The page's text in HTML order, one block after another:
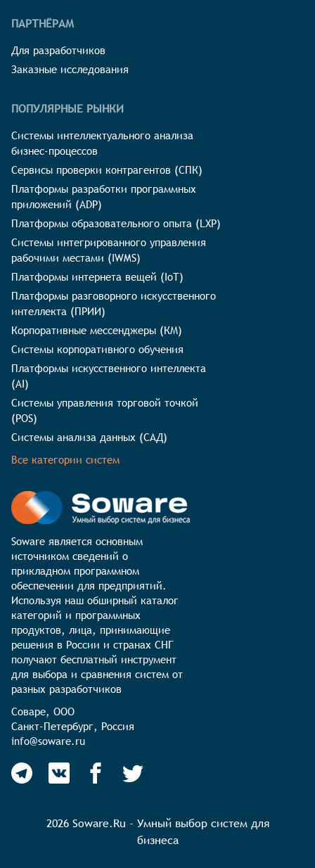
ПАРТНЁРАМ
Для разработчиков
Заказные исследования
ПОПУЛЯРНЫЕ РЫНКИ
Системы интеллектуального анализа
бизнес-процессов
Сервисы проверки контрагентов (СПК)
Платформы разработки программных
приложений (ADP)
Платформы образовательного опыта (LXP)
Системы интегрированного управления
рабочими местами (IWMS)
Платформы интернета вещей (IoT)
Платформы разговорного искусственного
интеллекта (ПРИИ)
Корпоративные мессенджеры (КМ)
Системы корпоративного обучения
Платформы искусственного интеллекта
(AI)
Системы управления торговой точкой
(POS)
Системы анализа данных (САД)
Все категории систем
Soware является основным
источником сведений о
прикладном программном
обеспечении для предприятий.
Используя наш обширный каталог
категорий и программных
продуктов, лица, принимающие
решения в России и странах СНГ
получают бесплатный инструмент
для выбора и сравнения систем от
разных разработчиков
Соваре, ООО
Санкт-Петербург, Россия
info@soware.ru
2026 Soware.Ru - Умный выбор систем для
бизнеса